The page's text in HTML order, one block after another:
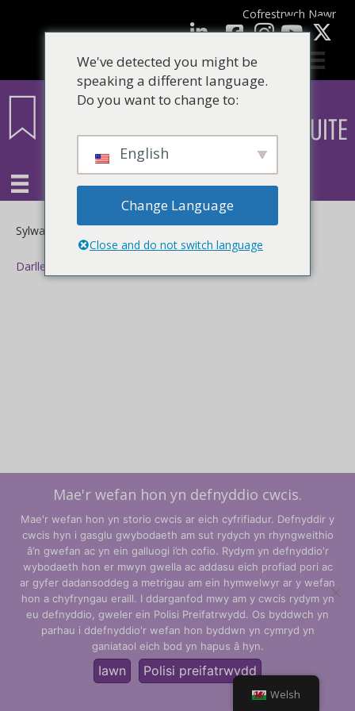
Cofrestrwch Nawr
LinkedInfacebook YouTube
Sylwadau wedi eu Diffoddar
Darllen mwy
Telerau ac Amodau
Polisi Preifatrwydd
© CLARITY Learning Suite Global Inc. Cedwir pob hawl.
Welsh
We've detected you might be
speaking a different language.
Do you want to change to:
English
Change Language
Close and do not switch language
Mae'r wefan hon yn defnyddio cwcis.
Mae'r wefan hon yn storio cwcis ar eich cyfrifiadur. Defnyddir y
cwcis hyn i gasglu gwybodaeth am sut rydych yn rhyngweithio
â’n gwefan ac yn ein galluogi i’ch cofio. Rydym yn defnyddio'r
wybodaeth hon er mwyn gwella ac addasu eich profiad pori ac
ar gyfer dadansoddeg a metrigau am ein hymwelwyr ar y wefan
hon a chyfryngau eraill. I ddarganfod mwy am y cwcis rydym yn
eu defnyddio, gweler ein Polisi Preifatrwydd. Os byddwch yn
parhau i ddefnyddio'r wefan hon byddwn yn cymryd yn
ganiataol eich bod yn hapus â hyn.
Iawn Polisi preifatrwydd